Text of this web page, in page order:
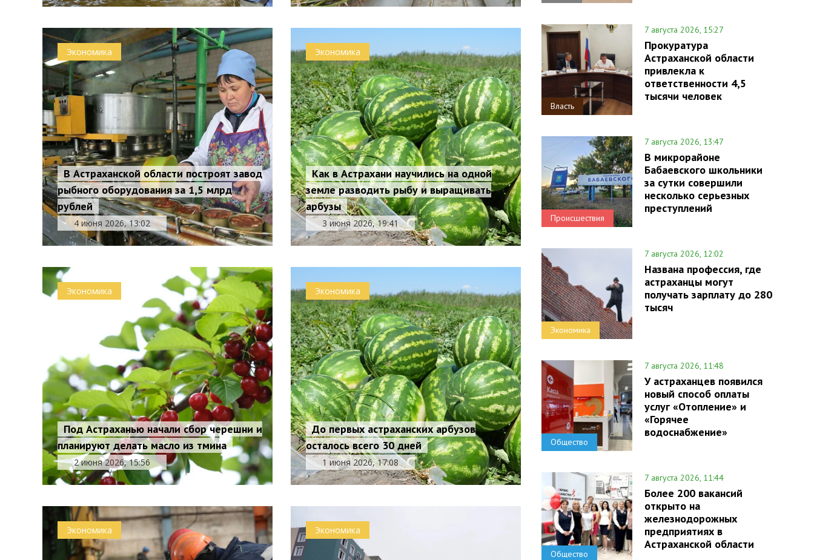
Экономика
В Астраханской области построят завод
рыбного оборудования за 1,5 млрд
рублей
4 июня 2026, 13:02
Экономика
Как в Астрахани научились на одной
земле разводить рыбу и выращивать
арбузы
3 июня 2026, 19:41
Экономика
Под Астраханью начали сбор черешни и
планируют делать масло из тмина
2 июня 2026, 15:56
Экономика
До первых астраханских арбузов
осталось всего 30 дней
1 июня 2026, 17:08
Экономика Экономика
Власть
7 августа 2026, 15:27
Прокуратура
Астраханской области
привлекла к
ответственности 4,5
тысячи человек
Происшествия
7 августа 2026, 13:47
В микрорайоне
Бабаевского школьники
за сутки совершили
несколько серьезных
преступлений
Экономика
7 августа 2026, 12:02
Названа профессия, где
астраханцы могут
получать зарплату до 280
тысяч
Общество
7 августа 2026, 11:48
У астраханцев появился
новый способ оплаты
услуг «Отопление» и
«Горячее
водоснабжение»
Общество
7 августа 2026, 11:44
Более 200 вакансий
открыто на
железнодорожных
предприятиях в
Астраханской области